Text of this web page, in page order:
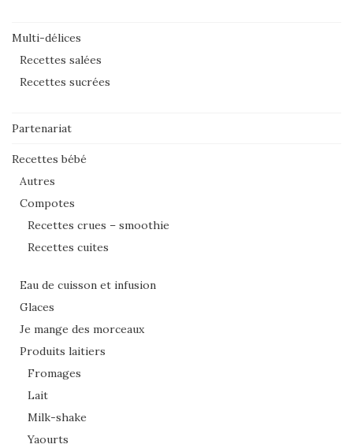
Multi-délices
Recettes salées
Recettes sucrées
Partenariat
Recettes bébé
Autres
Compotes
Recettes crues – smoothie
Recettes cuites
Eau de cuisson et infusion
Glaces
Je mange des morceaux
Produits laitiers
Fromages
Lait
Milk-shake
Yaourts